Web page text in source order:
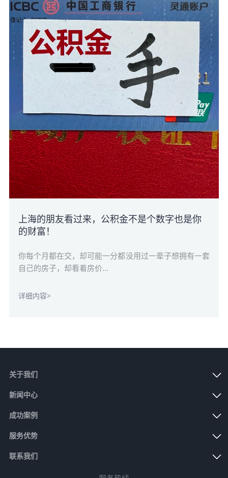
上海的朋友看过来，公积金不是个数字也是你
的财富！
你每个月都在交，却可能一分都没用过一辈子想拥有一套
自己的房子，却看着房价...
详细内容>
关于我们
新闻中心
成功案例
服务优势
联系我们